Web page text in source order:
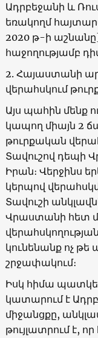
Ադրբեջանի և
եռակողմ
2020 թ-ի
հաջողությամբ
2. Հայաստանի
վերահսկում
Այս պահին մենք
կապող միայն 2
թուրքական
Տավուշով դեպի
Իրան։ Վերջինս
կերպով
Տավուշի
Վրաստանի հետ
վերահսկողության
կունենանք ոչ
շրջափակում։
Իսկ հիմա
կատարում է
միջանցքը,
թույլատրում է,